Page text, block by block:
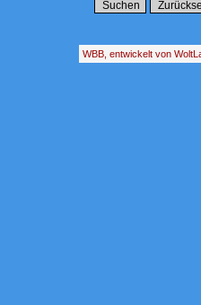
WBB, entwickelt von